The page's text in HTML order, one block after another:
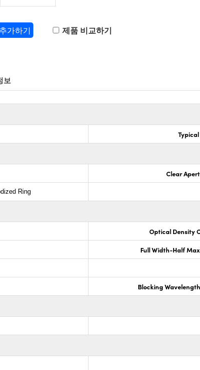
가하기 제품 비교하기
보
Clear
Ring
Optical Density
Full Width-Half
Blocking